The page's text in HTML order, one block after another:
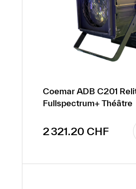
Coemar ADB C201
Fullspectrum+ Théâtre
Prix régulier :
2 321.20 CHF